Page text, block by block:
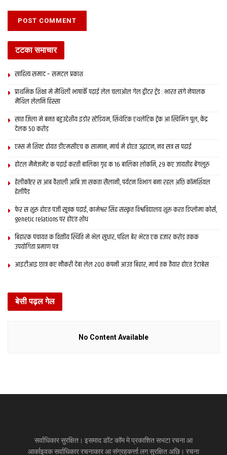
17- पप्पू यादव-3.80 करोड़
18- रामविलास पासवान-2.67 करोड़
Tags: Bihar
टटका समाचार
साहित्य समाद – समटल प्रकाश
प्राथमिक शि‍क्षा मे मैथि‍ली भाषाकेँ पढ़ाई लेल चलाओल गेल ट्वीटर ट्रेंड : भारत संगे नेपालक
मैथिल लेलनि हिस्सा
सात जिला मे बनत बहुउद्देशीय इंडोर स्‍टेडि‍यम, सिंथेटिक एथलेटिक ट्रेक आ स्विमिंग पुल, केंद्र
देलक 50 करोड़
एम्स मे शिफ्ट होयत डीएमसीएच क सामान, मार्च मे होएत उद्घाटन, नव सत्र स पढाई
होटल मैनेजमेंट क पढ़ाई करती बालिका गृह क 16 बालिका लोकनि, 29 कए जायतीह बेंगलुरु
हेलीकॉप्टर स आब वैशाली आबि जा सकता सैलानी, पर्यटन विभाग बना रहल अछि कॉमर्शियल
हेलीपैड
फेर स शुरू होएत पंजी सूत्रक पढाई, कामेश्वर सिंह संस्कृत विश्वविद्यालय शुरू करत डिप्लोमा कोर्स,
genetic relations पर होएत शोध
बिहारक पंचायत क वित्‍तीय स्थिति मे भेल सुधार, पहिल बेर भेटत एक हजार करोड़ तकक
उपयोगिता प्रमाण पत्र
आइटीआइ छात्र कए नौकरी देबा लेल 200 कंपनी आउत बिहार, मार्च तक तैयार होएत डेटाबेस
बेसी पढ़ल गेल
No Content Available
सर्वाधिकार सुरक्षित। इसमाद डॉट कॉम मे प्रकाशित सभटा रचना आ
आर्काइवक सर्वाधिकार रचनाकार आ संग्रहकर्त्ता लग सुरक्षित अछि। रचना